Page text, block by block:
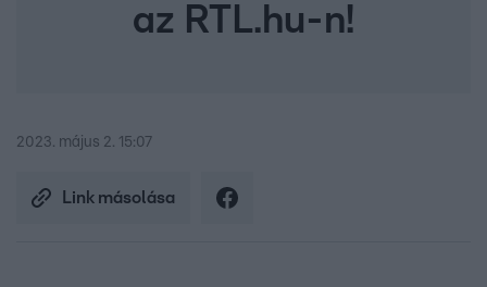
az RTL.hu-n!
2023. május 2. 15:07
Link másolása